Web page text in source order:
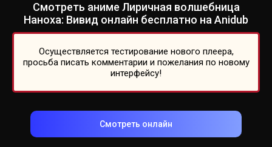
Смотреть аниме Лиричная волшебница
Наноха: Вивид онлайн бесплатно на Anidub
Осуществляется тестирование нового плеера,
просьба писать комментарии и пожелания по новому
интерфейсу!
Смотреть онлайн